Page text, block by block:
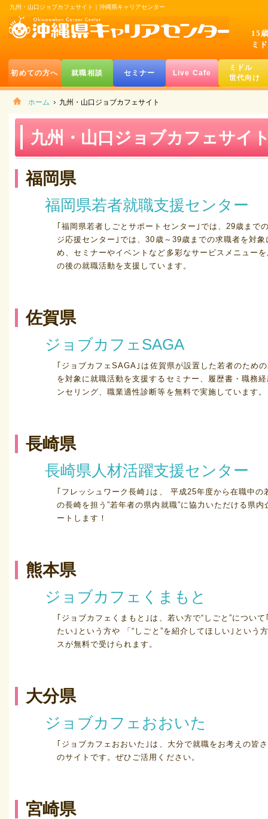
九州・山口ジョブカフェサイト｜沖縄県キャリアセンター
15
ミ
初めての方へ 就職相談 セミナー Live Cafe
ミドル
世代向け
ホーム 九州・山口ジョブカフェサイト
九州・山口ジョブカフェサイ
福岡県
福岡県若者就職支援センター
｢福岡県若者しごとサポートセンター｣では、29歳まで
ジ応援センター｣では、30歳～39歳までの求職者を対
め、セミナーやイベントなど多彩なサービスメニュー
の後の就職活動を支援しています。
佐賀県
ジョブカフェSAGA
｢ジョブカフェSAGA｣は佐賀県が設置した若者のため
を対象に就職活動を支援するセミナー、履歴書・職務
ンセリング、職業適性診断等を無料で実施しています。
長崎県
長崎県人材活躍支援センター
｢フレッシュワーク長崎｣は、 平成25年度から在職中
の長崎を担う”若年者の県内就職”に協力いただける県
ートします！
熊本県
ジョブカフェくまもと
｢ジョブカフェくまもと｣は、若い方で“しごと”につい
たい｣という方や 「“しごと”を紹介してほしい｣という
スが無料で受けられます。
大分県
ジョブカフェおおいた
｢ジョブカフェおおいた｣は、大分で就職をお考えの皆
のサイトです。ぜひご活用ください。
宮崎県